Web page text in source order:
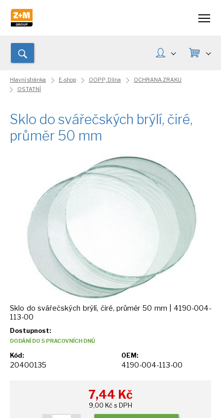
Hlavní stránka E-shop OOPP, Dílna
OCHRANA ZRAKU
OSTATNÍ
Sklo do svářečských brýlí, čiré,
průměr 50 mm
Sklo do svářečských brýlí, čiré, průměr 50 mm | 4190-004-
113-00
Dostupnost:
DODÁNÍ DO 5 PRACOVNÍCH DNŮ
Kód:
20400135
OEM:
4190-004-113-00
7,44 Kč
9,00 Kč s DPH